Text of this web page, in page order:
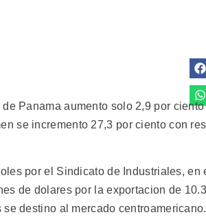
Panama aumento solo 2,9 por
se incremento 27,3 por ciento con
por el Sindicato de Industriales, en
de dolares por la exportacion de
destino al mercado centroamericano.